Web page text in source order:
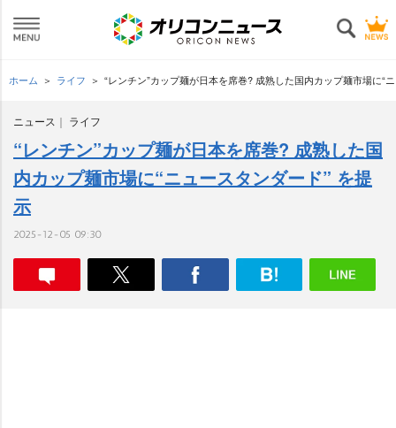
ホーム ライフ “レンチン”カップ麺が日本を席巻? 成熟した国内カップ麺市場に“
ニュース ライフ
“レンチン”カップ麺が日本を席巻? 成熟した国
内カップ麺市場に“ニュースタンダード” を提
示
2025-12-05 09:30